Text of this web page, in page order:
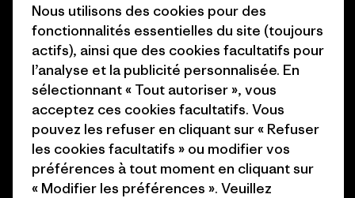
1% For The Planet
Comment nous
finançons
Nos magasins
Presse et media
Industry program
Programme d’affiliation
Patagonia Belgique Plan du
site
Nous utilisons des cookies pour des
fonctionnalités essentielles du site (toujours
actifs), ainsi que des cookies facultatifs pour
l’analyse et la publicité personnalisée. En
sélectionnant « Tout autoriser », vous
acceptez ces cookies facultatifs. Vous
pouvez les refuser en cliquant sur « Refuser
les cookies facultatifs » ou modifier vos
préférences à tout moment en cliquant sur
« Modifier les préférences ». Veuillez